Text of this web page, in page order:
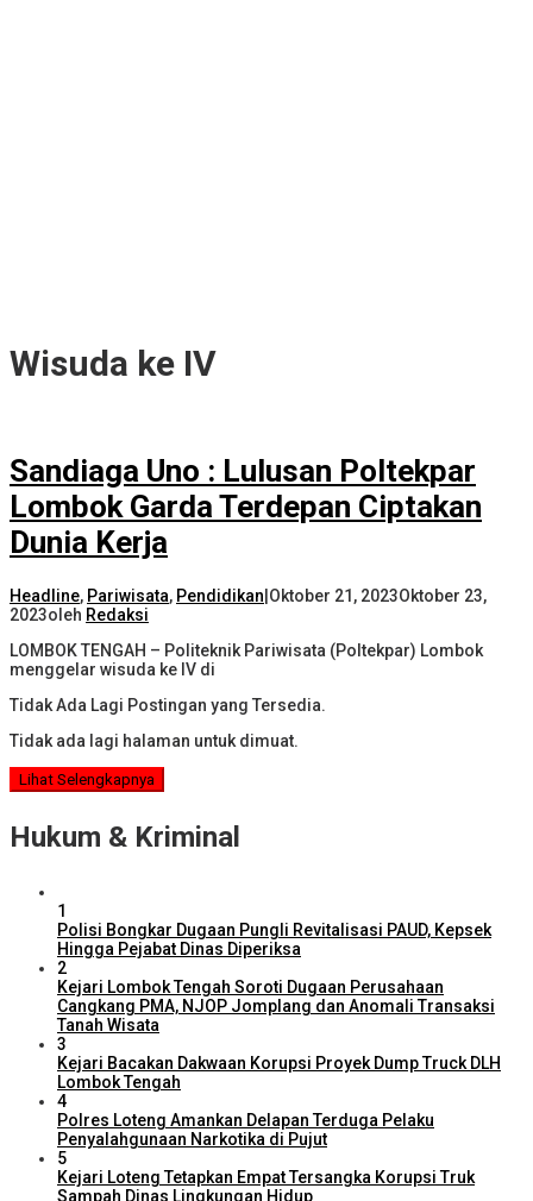
Wisuda ke IV
Sandiaga Uno : Lulusan Poltekpar
Lombok Garda Terdepan Ciptakan
Dunia Kerja
Headline, Pariwisata, Pendidikan Oktober 21, 2023Oktober 23,
2023oleh Redaksi
LOMBOK TENGAH – Politeknik Pariwisata (Poltekpar) Lombok
menggelar wisuda ke IV di
Tidak Ada Lagi Postingan yang Tersedia.
Tidak ada lagi halaman untuk dimuat.
Lihat Selengkapnya
Hukum & Kriminal
1
Polisi Bongkar Dugaan Pungli Revitalisasi PAUD, Kepsek
Hingga Pejabat Dinas Diperiksa
2
Kejari Lombok Tengah Soroti Dugaan Perusahaan
Cangkang PMA, NJOP Jomplang dan Anomali Transaksi
Tanah Wisata
3
Kejari Bacakan Dakwaan Korupsi Proyek Dump Truck DLH
Lombok Tengah
4
Polres Loteng Amankan Delapan Terduga Pelaku
Penyalahgunaan Narkotika di Pujut
5
Kejari Loteng Tetapkan Empat Tersangka Korupsi Truk
Sampah Dinas Lingkungan Hidup